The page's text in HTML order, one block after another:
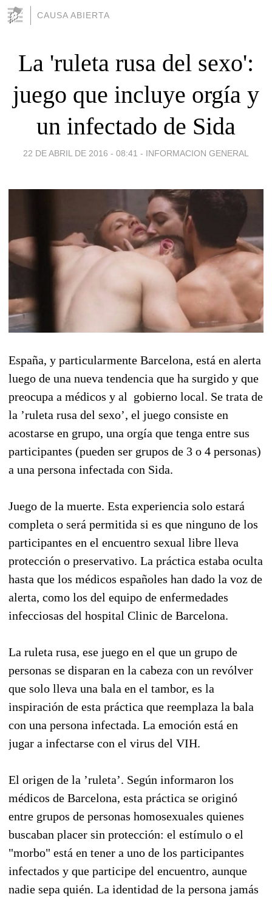
CAUSA ABIERTA
La 'ruleta rusa del sexo':
juego que incluye orgía y
un infectado de Sida
22 DE ABRIL DE 2016 - 08:41 - INFORMACION GENERAL
España, y particularmente Barcelona, está en alerta
luego de una nueva tendencia que ha surgido y que
preocupa a médicos y al gobierno local. Se trata de
la ’ruleta rusa del sexo’, el juego consiste en
acostarse en grupo, una orgía que tenga entre sus
participantes (pueden ser grupos de 3 o 4 personas)
a una persona infectada con Sida.
Juego de la muerte. Esta experiencia solo estará
completa o será permitida si es que ninguno de los
participantes en el encuentro sexual libre lleva
protección o preservativo. La práctica estaba oculta
hasta que los médicos españoles han dado la voz de
alerta, como los del equipo de enfermedades
infecciosas del hospital Clinic de Barcelona.
La ruleta rusa, ese juego en el que un grupo de
personas se disparan en la cabeza con un revólver
que solo lleva una bala en el tambor, es la
inspiración de esta práctica que reemplaza la bala
con una persona infectada. La emoción está en
jugar a infectarse con el virus del VIH.
El origen de la ’ruleta’. Según informaron los
médicos de Barcelona, esta práctica se originó
entre grupos de personas homosexuales quienes
buscaban placer sin protección: el estímulo o el
"morbo" está en tener a uno de los participantes
infectados y que participe del encuentro, aunque
nadie sepa quién. La identidad de la persona jamás